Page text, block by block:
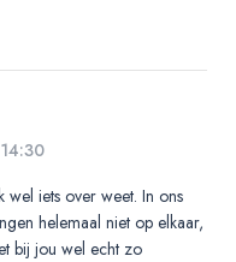
iets over weet. In ons
helemaal niet op elkaar,
bij jou wel echt zo